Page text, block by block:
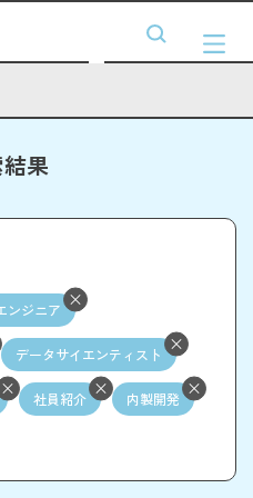
果
ンジニア
データサイエンティスト
社員紹介 内製開発